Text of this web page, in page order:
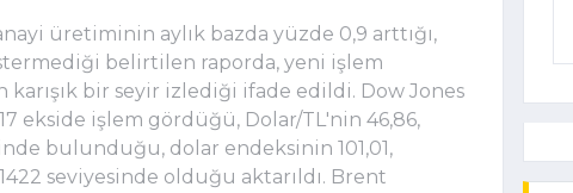
üretiminin aylık bazda yüzde 0,9 arttığı,
belirtilen raporda, yeni işlem
karışık bir seyir izlediği ifade edildi. Dow Jones
ekside işlem gördüğü, Dolar/TL'nin 46,86,
bulunduğu, dolar endeksinin 101,01,
seviyesinde olduğu aktarıldı. Brent